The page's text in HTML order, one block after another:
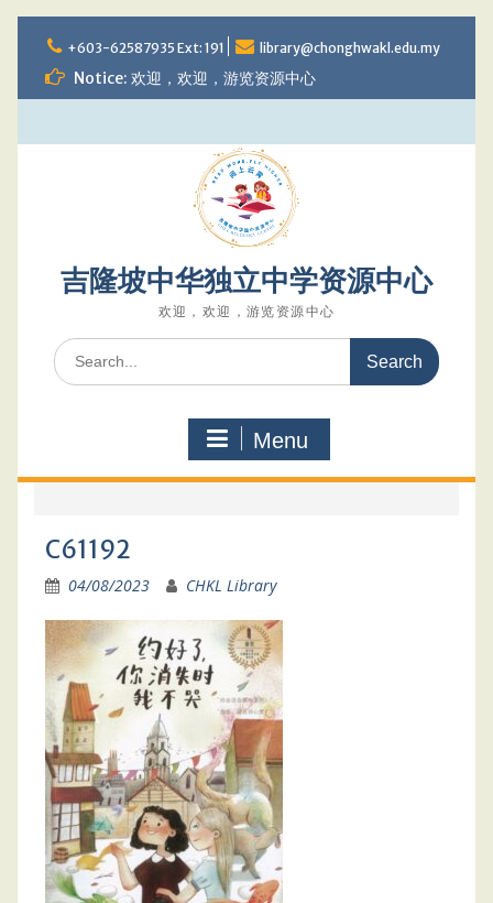
to
content
+603-62587935 Ext: 191 library@chonghwakl.edu.my
Notice: 欢迎，欢迎，游览资源中心
吉隆坡中华独立中学资源中心
欢迎，欢迎，游览资源中心
Search
for:
Menu
C61192
04/08/2023 CHKL Library